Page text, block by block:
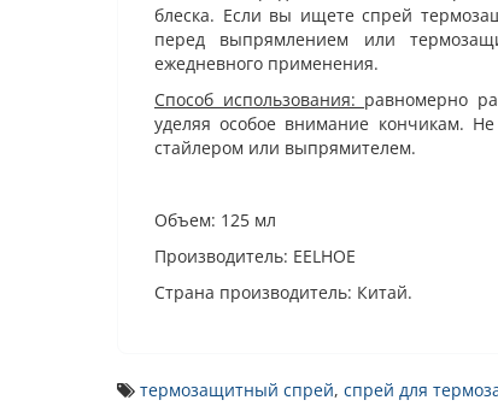
блеска. Если вы ищете спрей
перед выпрямлением или
ежедневного применения.
Способ использования: равномерно
уделяя особое внимание кончикам.
стайлером или выпрямителем.
Объем: 125 мл
Производитель: EELHOE
Страна производитель: Китай.
термозащитный спрей, спрей для